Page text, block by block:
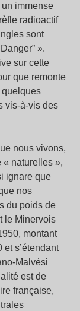
immense
radioactif
sont
».
sur cette
que remonte
vis-à-vis des
nous vivons,
« naturelles »,
ignare que
nos
du poids de
le Minervois
montant
s’étendant
Malvési
est de
française,